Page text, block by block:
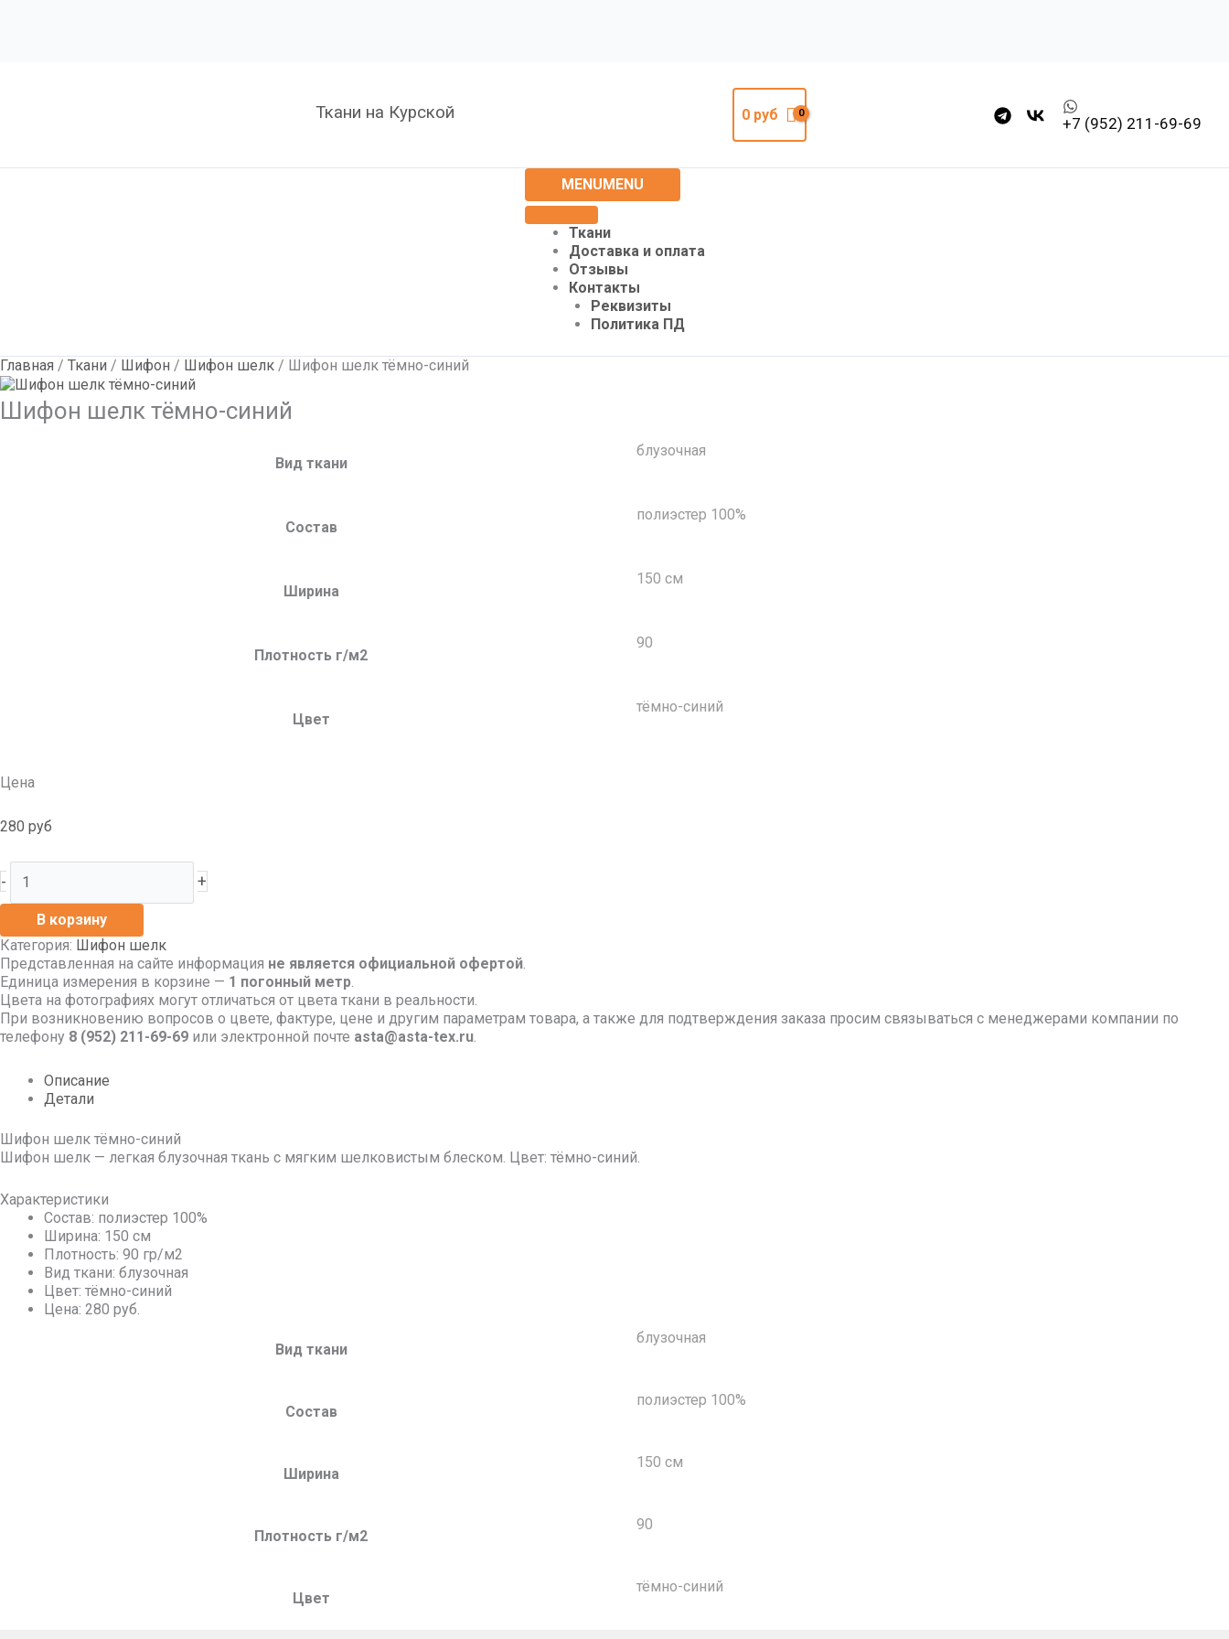
Ткани на Курской 0 руб +7 (952) 211-69-69
MENUMENU
Ткани
Доставка и оплата
Отзывы
Контакты
Реквизиты
Политика ПД
Главная / Ткани / Шифон / Шифон шелк / Шифон шелк тёмно-синий
Шифон шелк тёмно-синий
Вид ткани
блузочная
Состав
полиэстер 100%
Ширина
150 см
Плотность г/м2
90
Цвет
тёмно-синий
Цена
280 руб
- +
В корзину
Категория: Шифон шелк
Представленная на сайте информация не является официальной офертой.
Единица измерения в корзине — 1 погонный метр.
Цвета на фотографиях могут отличаться от цвета ткани в реальности.
При возникновению вопросов о цвете, фактуре, цене и другим параметрам товара, а также для подтверждения заказа просим связываться с менеджерами компании по
телефону 8 (952) 211-69-69 или электронной почте asta@asta-tex.ru.
Описание
Детали
Шифон шелк тёмно-синий
Шифон шелк — легкая блузочная ткань с мягким шелковистым блеском. Цвет: тёмно-синий.
Характеристики
Состав: полиэстер 100%
Ширина: 150 см
Плотность: 90 гр/м2
Вид ткани: блузочная
Цвет: тёмно-синий
Цена: 280 руб.
Вид ткани
блузочная
Состав
полиэстер 100%
Ширина
150 см
Плотность г/м2
90
Цвет
тёмно-синий